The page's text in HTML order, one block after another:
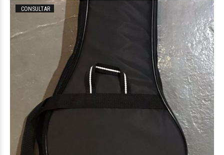
CONSULTAR